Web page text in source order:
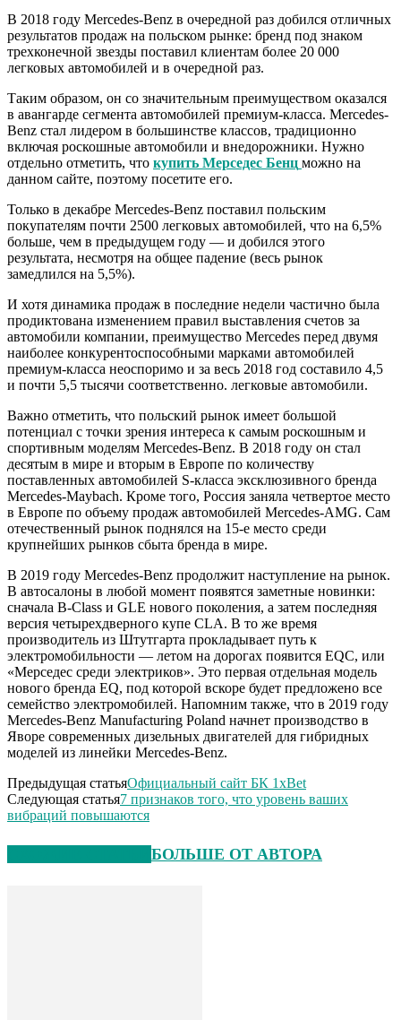
В 2018 году Mercedes-Benz в очередной раз добился отличных
результатов продаж на польском рынке: бренд под знаком
трехконечной звезды поставил клиентам более 20 000
легковых автомобилей и в очередной раз.
Таким образом, он со значительным преимуществом оказался
в авангарде сегмента автомобилей премиум-класса. Mercedes-
Benz стал лидером в большинстве классов, традиционно
включая роскошные автомобили и внедорожники. Нужно
отдельно отметить, что купить Мерседес Бенц можно на
данном сайте, поэтому посетите его.
Только в декабре Mercedes-Benz поставил польским
покупателям почти 2500 легковых автомобилей, что на 6,5%
больше, чем в предыдущем году — и добился этого
результата, несмотря на общее падение (весь рынок
замедлился на 5,5%).
И хотя динамика продаж в последние недели частично была
продиктована изменением правил выставления счетов за
автомобили компании, преимущество Mercedes перед двумя
наиболее конкурентоспособными марками автомобилей
премиум-класса неоспоримо и за весь 2018 год составило 4,5
и почти 5,5 тысячи соответственно. легковые автомобили.
Важно отметить, что польский рынок имеет большой
потенциал с точки зрения интереса к самым роскошным и
спортивным моделям Mercedes-Benz. В 2018 году он стал
десятым в мире и вторым в Европе по количеству
поставленных автомобилей S-класса эксклюзивного бренда
Mercedes-Maybach. Кроме того, Россия заняла четвертое место
в Европе по объему продаж автомобилей Mercedes-AMG. Сам
отечественный рынок поднялся на 15-е место среди
крупнейших рынков сбыта бренда в мире.
В 2019 году Mercedes-Benz продолжит наступление на рынок.
В автосалоны в любой момент появятся заметные новинки:
сначала B-Class и GLE нового поколения, а затем последняя
версия четырехдверного купе CLA. В то же время
производитель из Штутгарта прокладывает путь к
электромобильности — летом на дорогах появится EQC, или
«Мерседес среди электриков». Это первая отдельная модель
нового бренда EQ, под которой вскоре будет предложено все
семейство электромобилей. Напомним также, что в 2019 году
Mercedes-Benz Manufacturing Poland начнет производство в
Яворе современных дизельных двигателей для гибридных
моделей из линейки Mercedes-Benz.
Предыдущая статьяОфициальный сайт БК 1xBet
Следующая статья7 признаков того, что уровень ваших
вибраций повышаются
БОЛЬШЕ ОТ АВТОРА